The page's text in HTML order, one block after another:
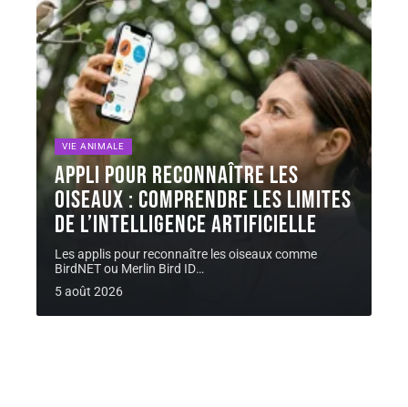
VIE ANIMALE
Appli pour reconnaître les
oiseaux : comprendre les limites
de l’intelligence artificielle
Les applis pour reconnaître les oiseaux comme
BirdNET ou Merlin Bird ID…
5 août 2026